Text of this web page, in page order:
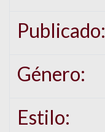
Publicado:
Género:
Estilo: